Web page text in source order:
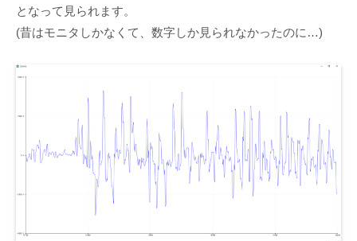
となって見られます。
(昔はモニタしかなくて、数字しか見られなかったのに…)